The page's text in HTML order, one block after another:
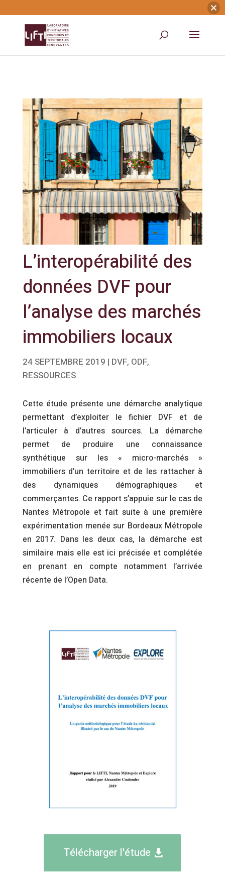
L’interopérabilité des
données DVF pour
l’analyse des marchés
immobiliers locaux
24 SEPTEMBRE 2019 | DVF, ODF,
RESSOURCES
Cette étude présente une démarche analytique
permettant d’exploiter le fichier DVF et de
l’articuler à d’autres sources. La démarche
permet de produire une connaissance
synthétique sur les « micro-marchés »
immobiliers d’un territoire et de les rattacher à
des dynamiques démographiques et
commerçantes. Ce rapport s’appuie sur le cas de
Nantes Métropole et fait suite à une première
expérimentation menée sur Bordeaux Métropole
en 2017. Dans les deux cas, la démarche est
similaire mais elle est ici précisée et complétée
en prenant en compte notamment l’arrivée
récente de l’Open Data.
Télécharger l'étude